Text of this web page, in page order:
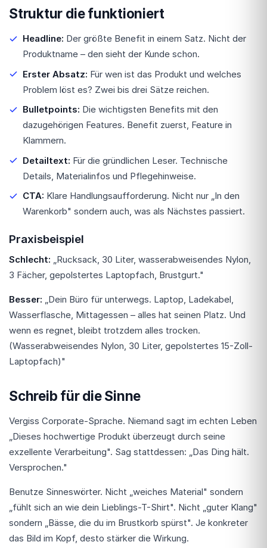
Struktur die funktioniert
Headline: Der größte Benefit in einem Satz. Nicht der
Produktname – den sieht der Kunde schon.
Erster Absatz: Für wen ist das Produkt und welches
Problem löst es? Zwei bis drei Sätze reichen.
Bulletpoints: Die wichtigsten Benefits mit den
dazugehörigen Features. Benefit zuerst, Feature in
Klammern.
Detailtext: Für die gründlichen Leser. Technische
Details, Materialinfos und Pflegehinweise.
CTA: Klare Handlungsaufforderung. Nicht nur „In den
Warenkorb" sondern auch, was als Nächstes passiert.
Praxisbeispiel
Schlecht: „Rucksack, 30 Liter, wasserabweisendes Nylon,
3 Fächer, gepolstertes Laptopfach, Brustgurt."
Besser: „Dein Büro für unterwegs. Laptop, Ladekabel,
Wasserflasche, Mittagessen – alles hat seinen Platz. Und
wenn es regnet, bleibt trotzdem alles trocken.
(Wasserabweisendes Nylon, 30 Liter, gepolstertes 15-Zoll-
Laptopfach)"
Schreib für die Sinne
Vergiss Corporate-Sprache. Niemand sagt im echten Leben
„Dieses hochwertige Produkt überzeugt durch seine
exzellente Verarbeitung". Sag stattdessen: „Das Ding hält.
Versprochen."
Benutze Sinneswörter. Nicht „weiches Material" sondern
„fühlt sich an wie dein Lieblings-T-Shirt". Nicht „guter Klang"
sondern „Bässe, die du im Brustkorb spürst". Je konkreter
das Bild im Kopf, desto stärker die Wirkung.